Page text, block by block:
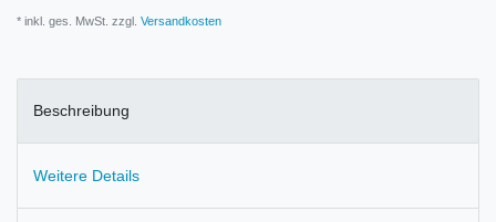
* inkl. ges. MwSt. zzgl. Versandkosten
Beschreibung
Weitere Details